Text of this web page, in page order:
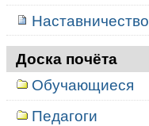
Наставничество
Доска почёта
Обучающиеся
Педагоги